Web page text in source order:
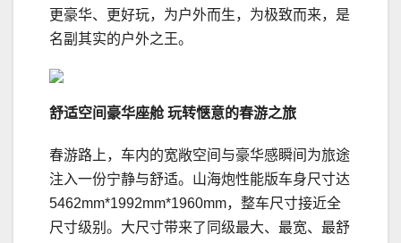
更豪华、更好玩，为户外而生，为极致而来，是
名副其实的户外之王。
舒适空间豪华座舱 玩转惬意的春游之旅
春游路上，车内的宽敞空间与豪华感瞬间为旅途
注入一份宁静与舒适。山海炮性能版车身尺寸达
5462mm*1992mm*1960mm，整车尺寸接近全
尺寸级别。大尺寸带来了同级最大、最宽、最舒